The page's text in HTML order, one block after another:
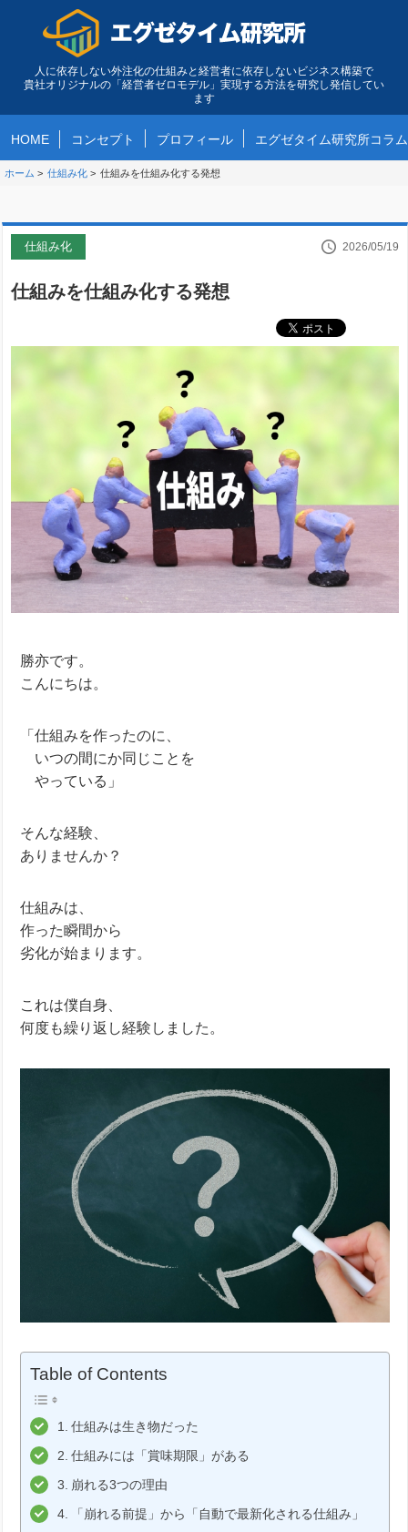
人に依存しない外注化の仕組みと経営者に依存しないビジネス構築で
貴社オリジナルの「経営者ゼロモデル」実現する方法を研究し発信してい
ます
HOME コンセプト プロフィール エグゼタイム研究所コラム
ホーム > 仕組み化 > 仕組みを仕組み化する発想
仕組み化 2026/05/19
仕組みを仕組み化する発想
勝亦です。
こんにちは。
「仕組みを作ったのに、
いつの間にか同じことを
やっている」
そんな経験、
ありませんか？
仕組みは、
作った瞬間から
劣化が始まります。
これは僕自身、
何度も繰り返し経験しました。
Table of Contents
仕組みは生き物だった
仕組みには「賞味期限」がある
崩れる3つの理由
「崩れる前提」から「自動で最新化される仕組み」